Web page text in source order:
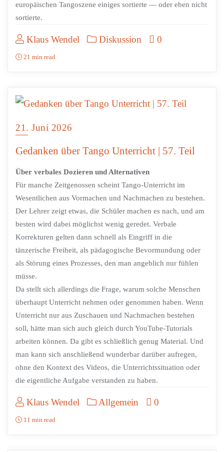
europäischen Tangoszene einiges sortierte — oder eben nicht
sortierte.
Klaus Wendel Diskussion 0
21 min read
21. Juni 2026
Gedanken über Tango Unterricht | 57. Teil
Über verbales Dozieren und Alternativen
Für manche Zeitgenossen scheint Tango-Unterricht im
Wesentlichen aus Vormachen und Nachmachen zu bestehen.
Der Lehrer zeigt etwas, die Schüler machen es nach, und am
besten wird dabei möglichst wenig geredet. Verbale
Korrekturen gelten dann schnell als Eingriff in die
tänzerische Freiheit, als pädagogische Bevormundung oder
als Störung eines Prozesses, den man angeblich nur fühlen
müsse.
Da stellt sich allerdings die Frage, warum solche Menschen
überhaupt Unterricht nehmen oder genommen haben. Wenn
Unterricht nur aus Zuschauen und Nachmachen bestehen
soll, hätte man sich auch gleich durch YouTube-Tutorials
arbeiten können. Da gibt es schließlich genug Material. Und
man kann sich anschließend wunderbar darüber aufregen,
ohne den Kontext des Videos, die Unterrichtssituation oder
die eigentliche Aufgabe verstanden zu haben.
Klaus Wendel Allgemein 0
11 min read